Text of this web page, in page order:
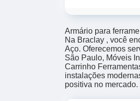
Armário para
Na Braclay , você
Aço. Oferecemos
São Paulo, Móveis
Carrinho
instalações
positiva no mercado.